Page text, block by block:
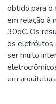
obtido para o
em relação à
30oC. Os
os eletrólitos
ser muito
em